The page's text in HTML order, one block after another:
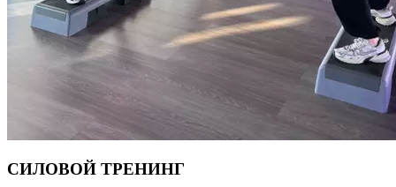
СИЛОВОЙ ТРЕНИНГ